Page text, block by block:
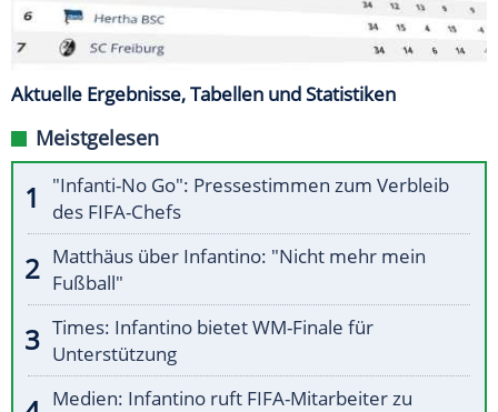
Aktuelle Ergebnisse, Tabellen und Statistiken
Meistgelesen
"Infanti-No Go": Pressestimmen zum Verbleib
des FIFA-Chefs
Matthäus über Infantino: "Nicht mehr mein
Fußball"
Times: Infantino bietet WM-Finale für
Unterstützung
Medien: Infantino ruft FIFA-Mitarbeiter zu